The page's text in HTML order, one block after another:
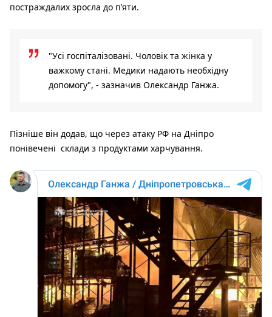
постраждалих зросла до пʼяти.
"Усі госпіталізовані. Чоловік та жінка у
важкому стані. Медики надають необхідну
допомогу", - зазначив Олександр Ганжа.
Пізніше він додав, що через атаку РФ на Дніпро
понівечені склади з продуктами харчування.